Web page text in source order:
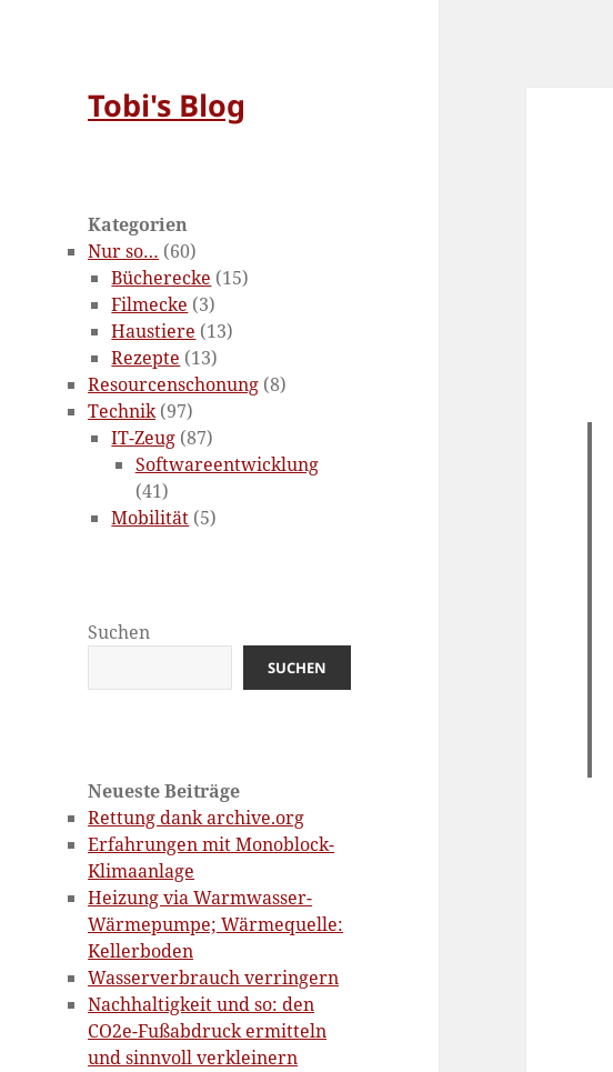
Tobi's Blog
Kategorien
Nur so… (60)
Bücherecke (15)
Filmecke (3)
Haustiere (13)
Rezepte (13)
Resourcenschonung (8)
Technik(97)
IT-Zeug (87)
Softwareentwicklung
(41)
Mobilität (5)
Suchen
SUCHEN
Neueste Beiträge
Rettung dank archive.org
Erfahrungen mit Monoblock-
Klimaanlage
Heizung via Warmwasser-
Wärmepumpe; Wärmequelle:
Kellerboden
Wasserverbrauch verringern
Nachhaltigkeit und so: den
CO2e-Fußabdruck ermitteln
und sinnvoll verkleinern